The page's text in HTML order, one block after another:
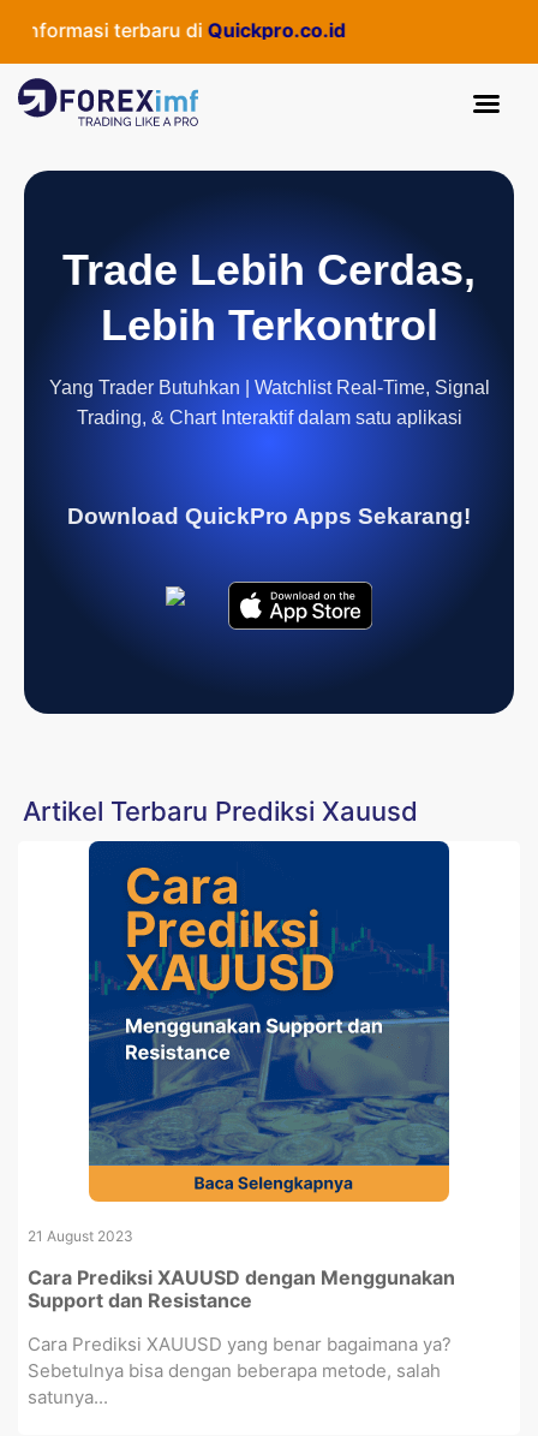
terbaru diQuickpro.co.id
Trade Lebih Cerdas,
Lebih Terkontrol
Yang Trader Butuhkan | Watchlist Real-Time, Signal
Trading, & Chart Interaktif dalam satu aplikasi
Download QuickPro Apps Sekarang!
Artikel Terbaru Prediksi Xauusd
21 August 2023
Cara Prediksi XAUUSD dengan Menggunakan
Support dan Resistance
Cara Prediksi XAUUSD yang benar bagaimana ya?
Sebetulnya bisa dengan beberapa metode, salah
satunya...